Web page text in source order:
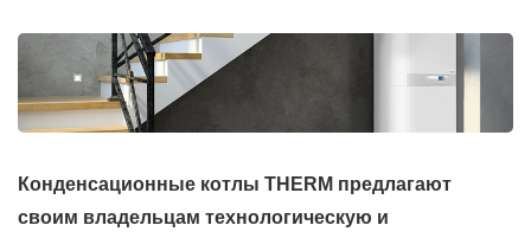
Конденсационные котлы THERM предлагают
своим владельцам технологическую и